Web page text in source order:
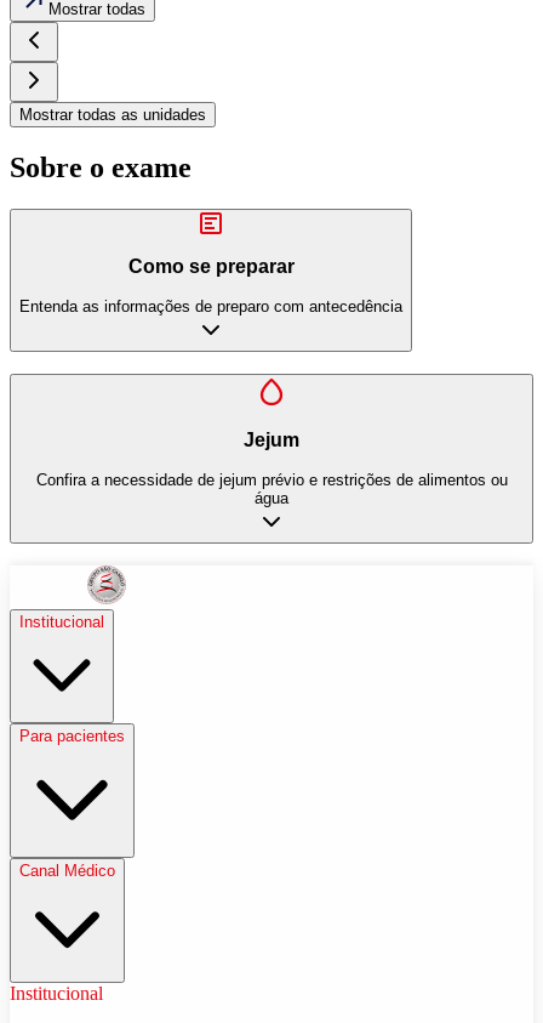
Mostrar todas
Mostrar todas as unidades
Sobre o exame
Como se preparar
Entenda as informações de preparo com antecedência
Jejum
Confira a necessidade de jejum prévio e restrições de alimentos ou
água
Institucional
Para pacientes
Canal Médico
Institucional